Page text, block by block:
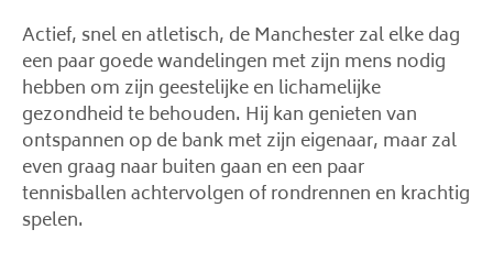
Actief, snel en atletisch, de Manchester zal elke dag
een paar goede wandelingen met zijn mens nodig
hebben om zijn geestelijke en lichamelijke
gezondheid te behouden. Hij kan genieten van
ontspannen op de bank met zijn eigenaar, maar zal
even graag naar buiten gaan en een paar
tennisballen achtervolgen of rondrennen en krachtig
spelen.